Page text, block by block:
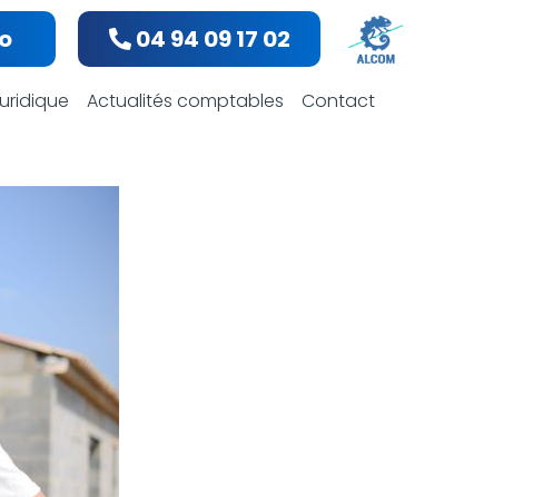
04 94 09 17 02
Actualités comptables Contact